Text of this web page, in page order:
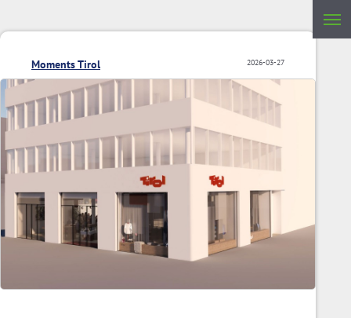
2026-03-27
Moments Tirol